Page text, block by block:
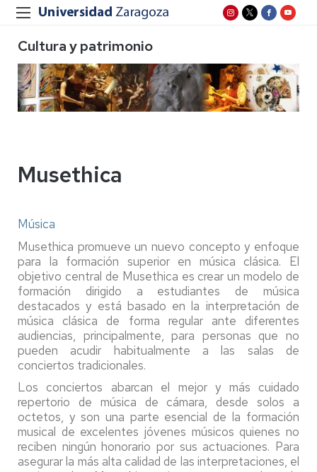
Cultura y patrimonio
Musethica
Música
Musethica promueve un nuevo concepto y enfoque
para la formación superior en música clásica. El
objetivo central de Musethica es crear un modelo de
formación dirigido a estudiantes de música
destacados y está basado en la interpretación de
música clásica de forma regular ante diferentes
audiencias, principalmente, para personas que no
pueden acudir habitualmente a las salas de
conciertos tradicionales.
Los conciertos abarcan el mejor y más cuidado
repertorio de música de cámara, desde solos a
octetos, y son una parte esencial de la formación
musical de excelentes jóvenes músicos quienes no
reciben ningún honorario por sus actuaciones. Para
asegurar la más alta calidad de las interpretaciones, el